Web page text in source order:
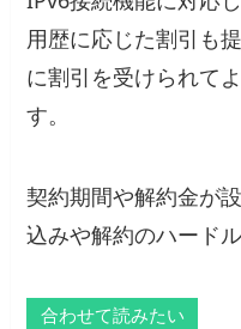
用歴に応じた割引も
に割引を受けられて
す。
契約期間や解約金が
込みや解約のハード
合わせて読みたい